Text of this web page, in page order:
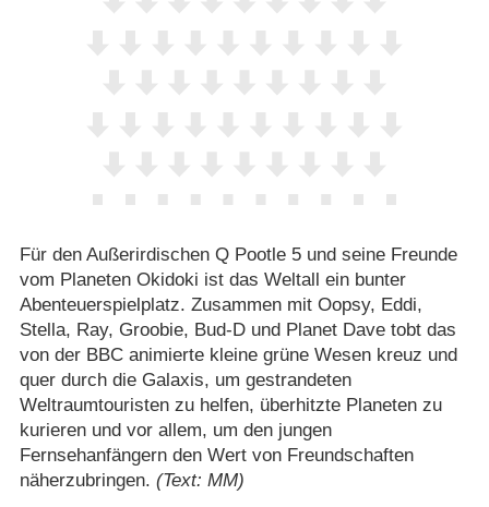
Für den Außerirdischen Q Pootle 5 und seine Freunde
vom Planeten Okidoki ist das Weltall ein bunter
Abenteuerspielplatz. Zusammen mit Oopsy, Eddi,
Stella, Ray, Groobie, Bud-D und Planet Dave tobt das
von der BBC animierte kleine grüne Wesen kreuz und
quer durch die Galaxis, um gestrandeten
Weltraumtouristen zu helfen, überhitzte Planeten zu
kurieren und vor allem, um den jungen
Fernsehanfängern den Wert von Freundschaften
näherzubringen. (Text: MM)